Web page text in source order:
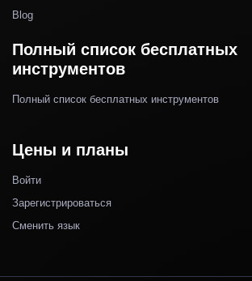
Blog
Полный список бесплатных
инструментов
Полный список бесплатных инструментов
Цены и планы
Войти
Зарегистрироваться
Сменить язык